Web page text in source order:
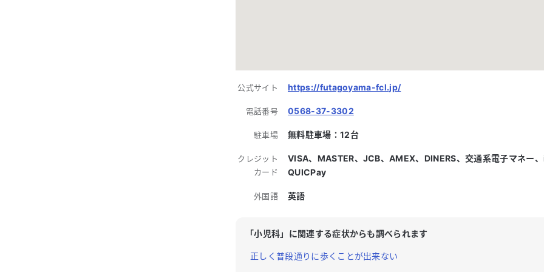
公式サイト https://futagoyama-fcl.jp/
電話番号 0568-37-3302
駐車場 無料駐車場： 12台
クレジット
カード
VISA、MASTER、JCB、AMEX、DINERS、交通系電子マネー
QUICPay
外国語 英語
「小児科」に関連する症状からも調べられます
正しく普段通りに歩くことが出来ない